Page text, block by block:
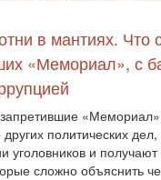
в мантиях. Что
«Мемориал», с
политических
уголовников и получают
сложно объяснить